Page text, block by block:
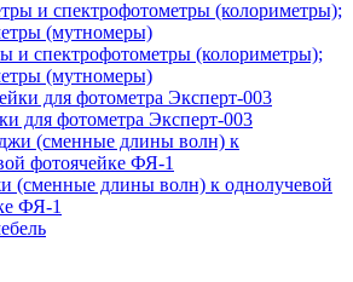
и спектрофотометры (колориметры);
(мутномеры)
для фотометра Эксперт-003
(сменные длины волн) к однолучевой
ФЯ-1